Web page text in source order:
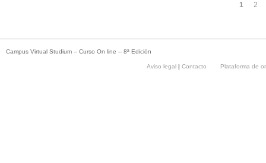
1 2
Campus Virtual Studium -- Curso On line -- 8ª Edición
Aviso legal | Contacto Plataforma de